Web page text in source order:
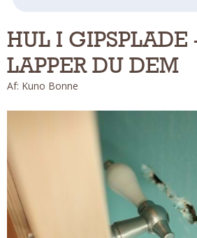
Udendørs
Kan Det Males?
MURER
GLARMESTER
Udskiftning Og Montage
Om Materialer
HUL I GIPSPLADE
LAPPER DU DEM
Af: Kuno Bonne